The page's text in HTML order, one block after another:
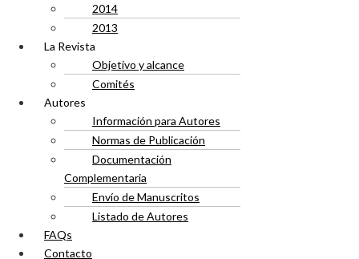
2014
2013
La Revista
Objetivo y alcance
Comités
Autores
Información para Autores
Normas de Publicación
Documentación
Complementaria
Envío de Manuscritos
Listado de Autores
FAQs
Contacto